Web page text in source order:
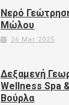
Νερό
Μώλου
26 Mar 2025
Δεξαμενή
Wellness Spa
Βούρλα